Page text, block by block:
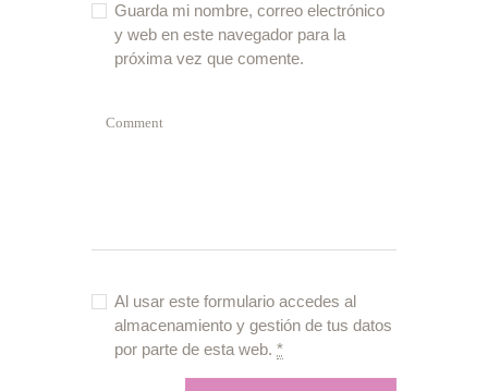
Guarda mi nombre, correo electrónico
y web en este navegador para la
próxima vez que comente.
Al usar este formulario accedes al
almacenamiento y gestión de tus datos
por parte de esta web. *